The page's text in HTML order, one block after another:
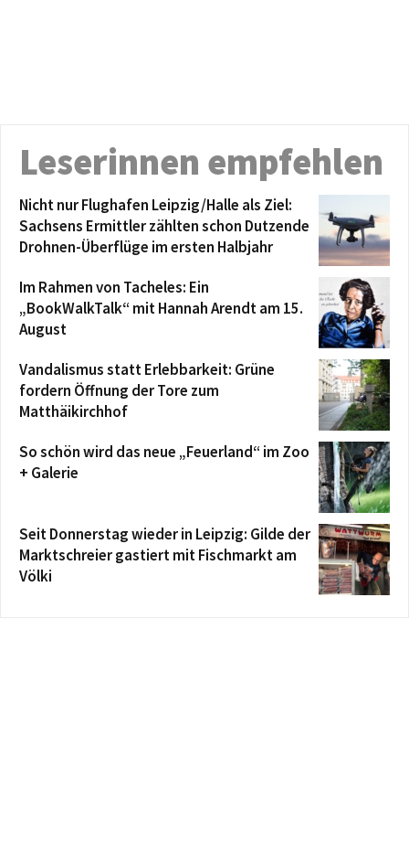
Leserinnen empfehlen
Nicht nur Flughafen Leipzig/Halle als Ziel:
Sachsens Ermittler zählten schon Dutzende
Drohnen-Überflüge im ersten Halbjahr
Im Rahmen von Tacheles: Ein
„BookWalkTalk“ mit Hannah Arendt am 15.
August
Vandalismus statt Erlebbarkeit: Grüne
fordern Öffnung der Tore zum
Matthäikirchhof
So schön wird das neue „Feuerland“ im Zoo
+ Galerie
Seit Donnerstag wieder in Leipzig: Gilde der
Marktschreier gastiert mit Fischmarkt am
Völki